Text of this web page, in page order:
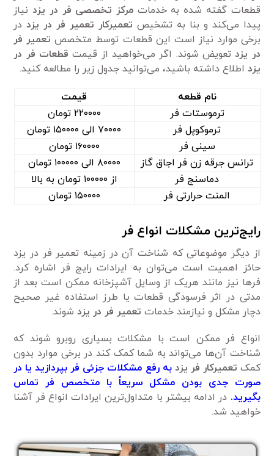
قطعات گفته شده به خدمات مرکز تخصصی فر در یزد نیاز
پیدا می‌کند و بنا به تشخیص تعمیرکار تعمیر فر در یزد در
برخی موارد نیاز است این قطعات توسط متخصص تعمیر فر
در یزد تعویض شوند. اگر می‌خواهید از قیمت قطعات فر در
یزد اطلاع داشته باشید، می‌توانید جدول زیر را مطالعه کنید.
نام قطعه
قیمت
ترموستات فر
۲۲۰۰۰۰ تومان
ترموکوپل فر
۷۰۰۰۰ الی ۱۵۰۰۰۰ تومان
سینی فر
۱۶۰۰۰۰ تومان
ترانس جرقه زن فر اجاق گاز
۸۰۰۰۰ الی ۱۰۰۰۰۰ تومان
دماسنج فر
از ۱۰۰۰۰۰ تومان به بالا
المنت حرارتی فر
۱۵۰۰۰۰ تومان
رایج‌ترین مشکلات انواع فر
از دیگر موضوعاتی که شناخت آن در زمینه تعمیر فر در یزد
حائز اهمیت است می‌توان به ایرادات رایج فر اشاره کرد.
فر‌ها نیز مانند هریک از وسایل آشپزخانه ممکن است بعد از
مدتی در اثر فرسودگی قطعات یا طرز استفاده غیر صحیح
دچار مشکل و نیازمند خدمات تعمیر فر در یزد شوند.
انواع فر ممکن است با مشکلات بسیاری روبرو شوند که
شناخت آن‌ها می‌تواند به شما کمک کند در برخی موارد بدون
کمک تعمیرکار فر یزدبه رفع مشکلات جزئی فر بپردازید یا در
صورت جدی بودن مشکل سریعاً با متخصص فر تماس
بگیرید. در ادامه بیشتر با متداول‌ترین ایرادات انواع فر آشنا
خواهید شد.